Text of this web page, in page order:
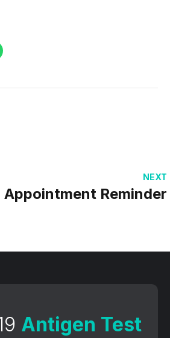
NEXT
Reminder
Antigen Test